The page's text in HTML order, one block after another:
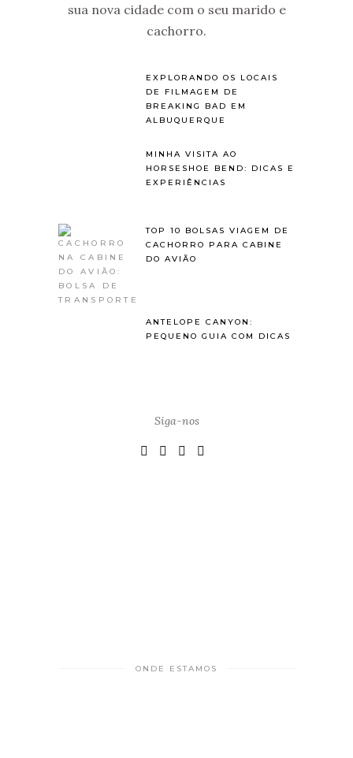
sua nova cidade com o seu marido e
cachorro.
EXPLORANDO OS LOCAIS
DE FILMAGEM DE
BREAKING BAD EM
ALBUQUERQUE
MINHA VISITA AO
HORSESHOE BEND: DICAS E
EXPERIÊNCIAS
TOP 10 BOLSAS VIAGEM DE
CACHORRO PARA CABINE
DO AVIÃO
ANTELOPE CANYON:
PEQUENO GUIA COM DICAS
Siga-nos
ONDE ESTAMOS